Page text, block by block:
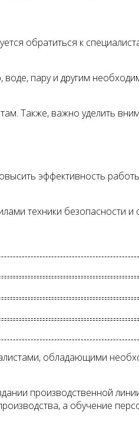
обратиться к
пару и другим
Также, важно уделить
эффективность
техники безопасности
обладающими
производственной
а обучение